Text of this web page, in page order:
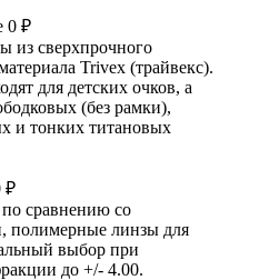
0 ₽
из сверхпрочного
Trivex (трайвекс).
для детских очков, а
(без рамки),
и тонких титановых
₽
сравнению со
полимерные линзы для
выбор при
до +/- 4.00.